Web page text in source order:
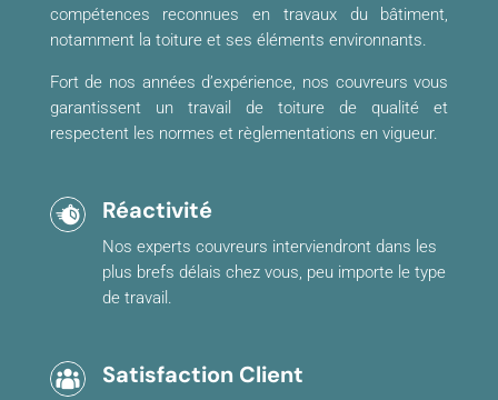
compétences reconnues en travaux du bâtiment,
notamment la toiture et ses éléments environnants.
Fort de nos années d’expérience, nos couvreurs vous
garantissent un travail de toiture de qualité et
respectent les normes et règlementations en vigueur.
Réactivité
Nos experts couvreurs interviendront dans les
plus brefs délais chez vous, peu importe le type
de travail.
Satisfaction Client